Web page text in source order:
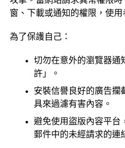
窗、下載或通知的權限，使用
為了保護自己：
切勿在意外的瀏覽器通
許」。
安裝信譽良好的廣告攔
具來過濾有害內容。
避免使用盜版內容平台
郵件中的未經請求的連